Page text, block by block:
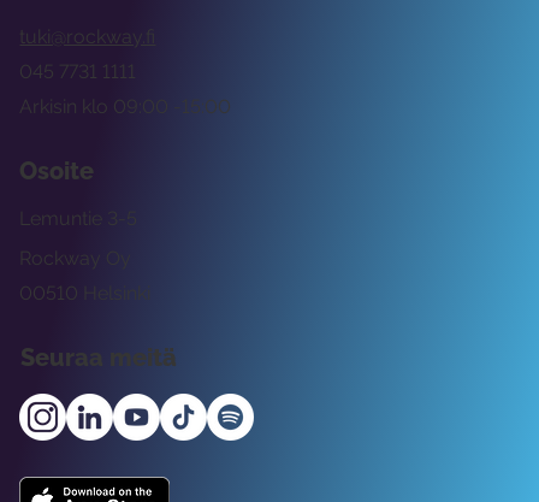
tuki@rockway.fi
Arkisin klo 09:00 -15:00
045 7731 1111
Osoite
Rockway Oy
Lemuntie 3-5
00510 Helsinki
Seuraa meitä